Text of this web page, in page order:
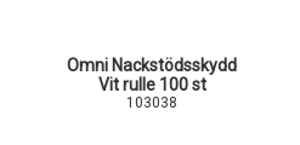
Omni Nackstödsskydd
Vit rulle 100 st
103038